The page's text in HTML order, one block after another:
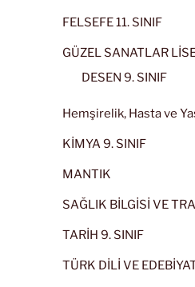
FELSEFE 11. SINIF
GÜZEL SANATLAR
DESEN 9. SINIF
Hemşirelik, Hasta ve
KİMYA 9. SINIF
MANTIK
SAĞLIK BİLGİSİ VE
TARİH 9. SINIF
TÜRK DİLİ VE